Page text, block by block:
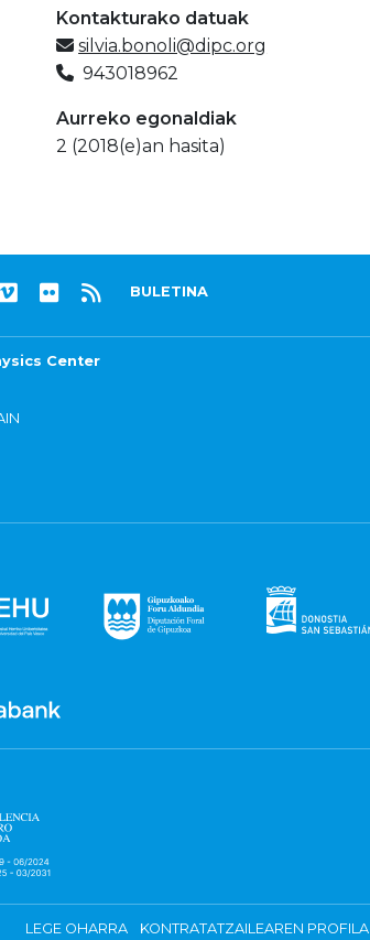
Kontakturako datuak
silvia.bonoli@dipc.org
943018962
Aurreko egonaldiak
2 (2018(e)an hasita)
BULETINA
Center
LEGE OHARRA KONTRATATZAILEAREN PROFILA